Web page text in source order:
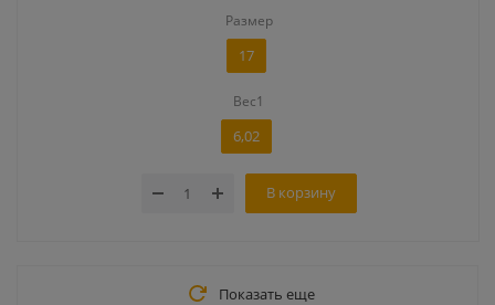
Размер
17
Вес1
6,02
В корзину
Показать еще